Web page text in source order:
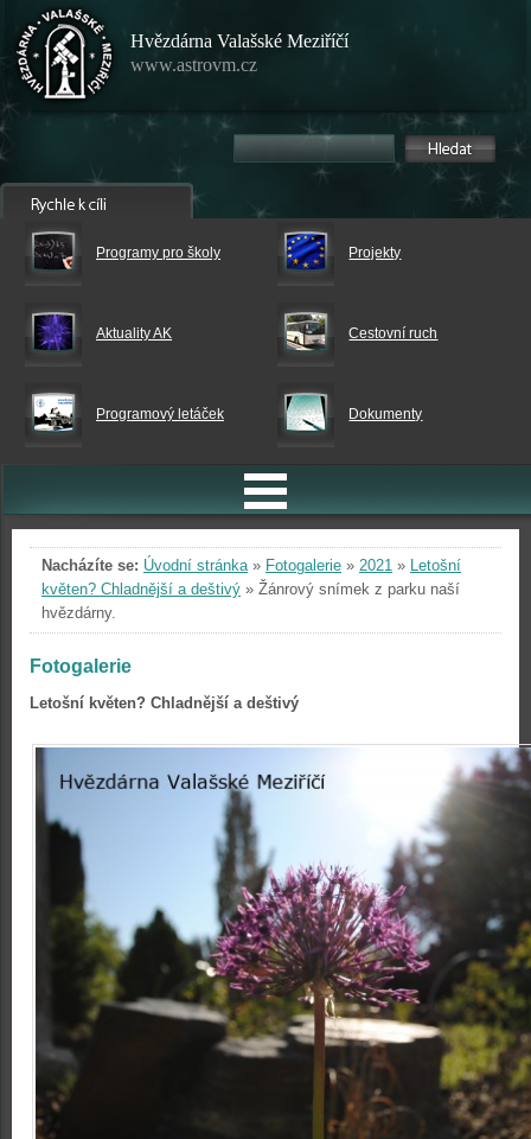
Hvězdárna Valašské Meziříčí
www.astrovm.cz
Programy pro školy Projekty
Aktuality AK Cestovní ruch
Programový letáček Dokumenty
Nacházíte se: Úvodní stránka» Fotogalerie » 2021 » Letošní
květen? Chladnější a deštivý » Žánrový snímek z parku naší
hvězdárny.
Fotogalerie
Letošní květen? Chladnější a deštivý